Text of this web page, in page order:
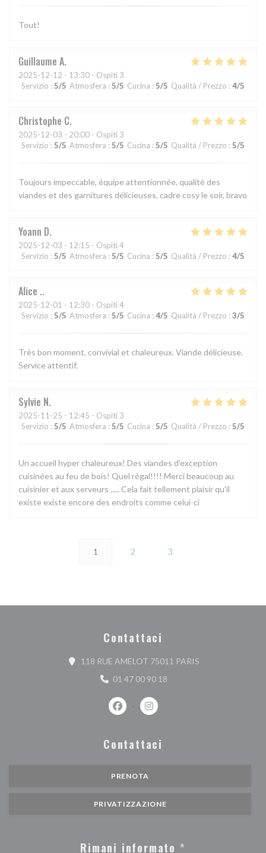
Tout!
Guillaume A
2025-12-12 - 13:30 - Ospiti 3
Servizio : 5/5 Atmosfera : 5/5 Cucina : 5/5 Qualità / Prezzo : 4/5
Christophe C
2025-12-03 - 20:00 - Ospiti 3
Servizio : 5/5 Atmosfera : 5/5 Cucina : 5/5 Qualità / Prezzo : 5/5
Toujours impeccable, équipe attentionnée, qualité des
viandes et des garnitures délicieuses, cadre cosy le soir, bravo
Yoann D
2025-12-03 - 12:15 - Ospiti 4
Servizio : 5/5 Atmosfera : 5/5 Cucina : 5/5 Qualità / Prezzo : 4/5
Alice .
2025-12-01 - 12:30 - Ospiti 4
Servizio : 5/5 Atmosfera : 5/5 Cucina : 4/5 Qualità / Prezzo : 3/5
Très bon moment, convivial et chaleureux. Viande délicieuse.
Service attentif.
Sylvie N
2025-11-25 - 12:45 - Ospiti 3
Servizio : 5/5 Atmosfera : 5/5 Cucina : 5/5 Qualità / Prezzo : 5/5
Un accueil hyper chaleureux! Des viandes d'exception
cuisinées au feu de bois! Quel régal!!!! Merci beaucoup au
cuisinier et aux serveurs ..... Cela fait tellement plaisir qu'il
existe existe encore des endroits comme celui-ci
1 2 3
Contattaci
118 RUE AMELOT 75011 PARIS((apre una nuova
01 47 00 90 18
Facebook ((apre una nuova finestra))
Instagram ((apre una nuova
Contattaci
PRENOTA
PRIVATIZZAZIONE
Rimani informato *